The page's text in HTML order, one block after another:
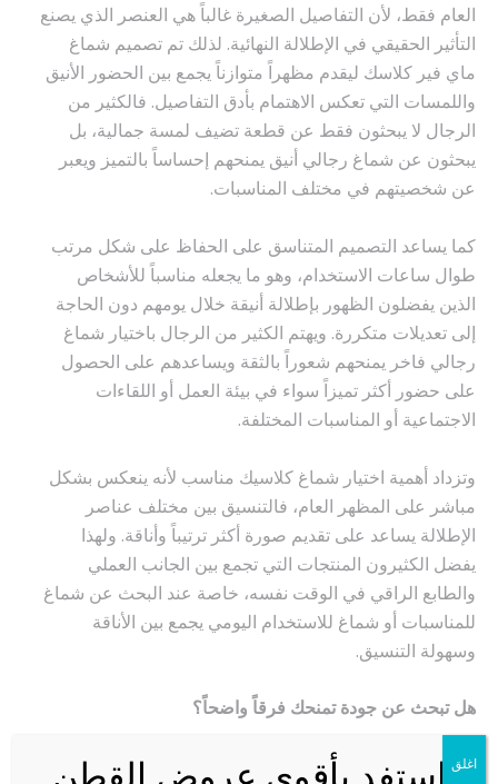
العام فقط، لأن التفاصيل الصغيرة غالباً هي العنصر الذي يصنع
التأثير الحقيقي في الإطلالة النهائية. لذلك تم تصميم شماغ
ماي فير كلاسك ليقدم مظهراً متوازناً يجمع بين الحضور الأنيق
واللمسات التي تعكس الاهتمام بأدق التفاصيل. فالكثير من
الرجال لا يبحثون فقط عن قطعة تضيف لمسة جمالية، بل
يبحثون عن شماغ رجالي أنيق يمنحهم إحساساً بالتميز ويعبر
عن شخصيتهم في مختلف المناسبات.
كما يساعد التصميم المتناسق على الحفاظ على شكل مرتب
طوال ساعات الاستخدام، وهو ما يجعله مناسباً للأشخاص
الذين يفضلون الظهور بإطلالة أنيقة خلال يومهم دون الحاجة
إلى تعديلات متكررة. ويهتم الكثير من الرجال باختيار شماغ
رجالي فاخر يمنحهم شعوراً بالثقة ويساعدهم على الحصول
على حضور أكثر تميزاً سواء في بيئة العمل أو اللقاءات
الاجتماعية أو المناسبات المختلفة.
وتزداد أهمية اختيار شماغ كلاسيك مناسب لأنه ينعكس بشكل
مباشر على المظهر العام، فالتنسيق بين مختلف عناصر
الإطلالة يساعد على تقديم صورة أكثر ترتيباً وأناقة. ولهذا
يفضل الكثيرون المنتجات التي تجمع بين الجانب العملي
والطابع الراقي في الوقت نفسه، خاصة عند البحث عن شماغ
للمناسبات أو شماغ للاستخدام اليومي يجمع بين الأناقة
وسهولة التنسيق.
هل تبحث عن جودة تمنحك فرقاً واضحاً؟
تم تصنيع شماغ ماي فير كلاسيك باستخدام خامات عالية
الجودة لتوفير تجربة استخدام تجمع بين الراحة والأداء العملي.
استفد بأقوى عروض القطن اغلق